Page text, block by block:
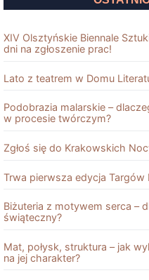
XIV Olsztyńskie Biennale
dni na zgłoszenie prac!
Lato z teatrem w Domu
Podobrazia malarskie –
w procesie twórczym?
Zgłoś się do Krakowskich
Trwa pierwsza edycja Targów
Biżuteria z motywem serca –
świąteczny?
Mat, połysk, struktura – jak
na jej charakter?